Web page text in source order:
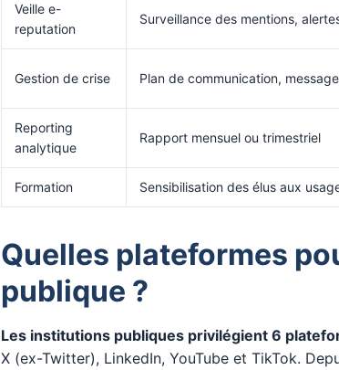
Veille e-
reputation
Surveillance des mentions,
Gestion de crise Plan de communication,
Reporting
analytique
Rapport mensuel ou trimestriel
Formation Sensibilisation des élus aux
Quelles plateformes
publique ?
Les institutions publiques privilégient 6
X (ex-Twitter), LinkedIn, YouTube et TikTok.